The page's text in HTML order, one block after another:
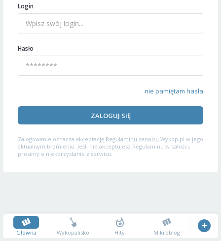
Login
Hasło
nie pamiętam hasła
ZALOGUJ SIĘ
Zalogowanie oznacza akceptację Regulaminu serwisu Wykop.pl w jego
aktualnym brzmieniu. Jeśli nie akceptujesz Regulaminu w całości,
prosimy o niekorzystanie z serwisu.
Główna Wykopalisko Hity Mikroblog